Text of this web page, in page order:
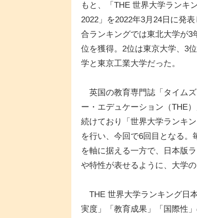
もと、「THE 世界大学ランキ
2022」を2022年3月24日に発
合ランキングでは東北大学が3
位を獲得。2位は東京大学、3
学と東京工業大学だった。
英国の教育専門誌「タイム
ー・エデュケーション（THE
続けており「世界大学ランキ
を行い、今回で6回目となる。
を軸に据える一方で、日本版
や特性が表せるように、大学
THE 世界大学ランキング日
実度」「教育成果」「国際性